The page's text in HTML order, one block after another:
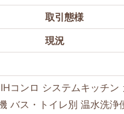
取引態様
現況
IHコンロ システムキッチン
バス・トイレ別 温水洗浄